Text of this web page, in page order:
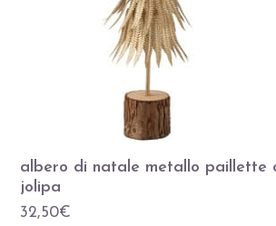
albero di natale metallo paillette
jolipa
32,50€